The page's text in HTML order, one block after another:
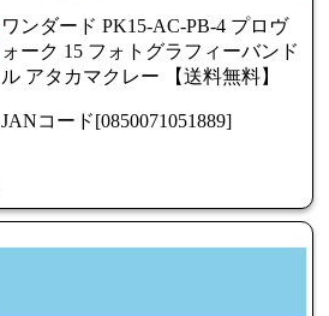
ワンダード PK15-AC-PB-4 プロヴ
ォーク 15 フォトグラフィーバンド
ル アタカマクレー 【送料無料】
JANコード[0850071051889]